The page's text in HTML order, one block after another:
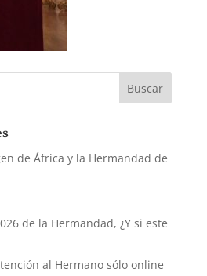
de África y la Hermandad de
de la Hermandad, ¿Y si este
al Hermano sólo online